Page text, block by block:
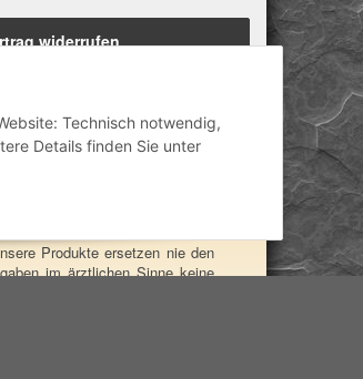
Technisch notwendig,
Details finden Sie unter
widerrufen
Produkte im Internet,
Produkte ersetzen nie den
im ärztlichen Sinne keine